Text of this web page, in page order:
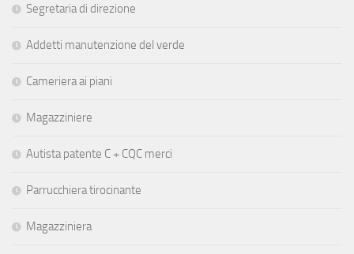
Segretaria di direzione
Addetti manutenzione del verde
Cameriera ai piani
Magazziniere
Autista patente C + CQC merci
Parrucchiera tirocinante
Magazziniera